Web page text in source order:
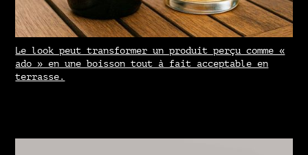
Le look peut transformer un produit perçu comme «
ado » en une boisson tout à fait acceptable en
terrasse.